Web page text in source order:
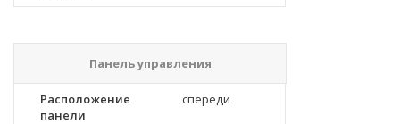
Панель управления
Расположение
панели
спереди